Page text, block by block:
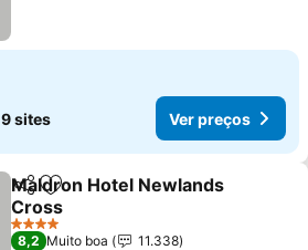
9 sites Ver preços
PartilharAdicionar aos favoritos
Maldron Hotel Newlands
Cross
Ver preços
4 Estrelas
8,2 Muito boa
11.338